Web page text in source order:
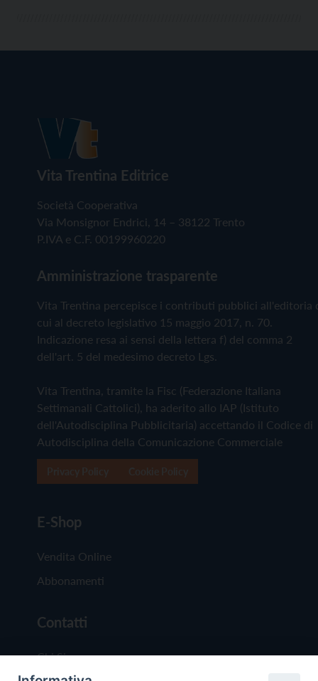
Vita Trentina Editrice
Società Cooperativa
Via Monsignor Endrici, 14 – 38122 Trento
P.IVA e C.F. 00199960220
Amministrazione trasparente
Vita Trentina percepisce i contributi pubblici all'editoria
cui al decreto legislativo 15 maggio 2017, n. 70.
Indicazione resa ai sensi della lettera f) del comma 2
dell'art. 5 del medesimo decreto Lgs.
Vita Trentina, tramite la Fisc (Federazione Italiana
Settimanali Cattolici), ha aderito allo IAP (Istituto
dell'Autodisciplina Pubblicitaria) accettando il Codice di
Autodisciplina della Comunicazione Commerciale
E-Shop
Vendita Online
Abbonamenti
Contatti
Chi Siamo